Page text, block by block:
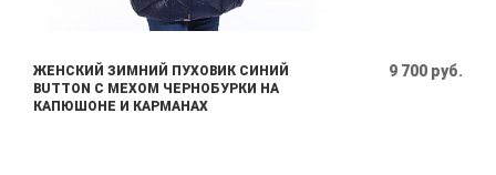
ЖЕНСКИЙ ЗИМНИЙ ПУХОВИК СИНИЙ
BUTTON С МЕХОМ ЧЕРНОБУРКИ НА
КАПЮШОНЕ И КАРМАНАХ
9 700 руб.